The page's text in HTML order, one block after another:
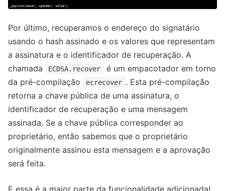
Por último, recuperamos o endereço do signatário
usando o hash assinado e os valores que representam
a assinatura e o identificador de recuperação. A
chamada
ECDSA.recover
é um empacotador em torno
da pré-compilação
ecrecover . Esta pré-compilação
retorna a chave pública de uma assinatura, o
identificador de recuperação e uma mensagem
assinada. Se a chave pública corresponder ao
proprietário, então sabemos que o proprietário
originalmente assinou esta mensagem e a aprovação
será feita.